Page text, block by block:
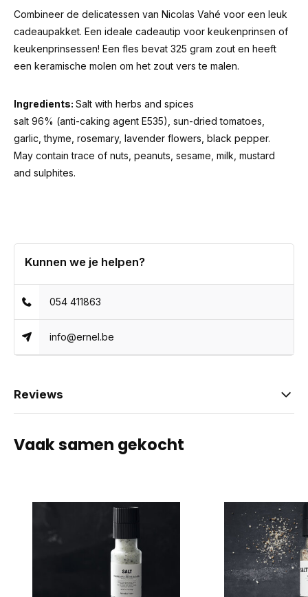
Combineer de delicatessen van Nicolas Vahé voor een leuk
cadeaupakket. Een ideale cadeautip voor keukenprinsen of
keukenprinsessen! Een fles bevat 325 gram zout en heeft
een keramische molen om het zout vers te malen.
Ingredients: Salt with herbs and spices
salt 96% (anti-caking agent E535), sun-dried tomatoes,
garlic, thyme, rosemary, lavender flowers, black pepper.
May contain trace of nuts, peanuts, sesame, milk, mustard
and sulphites.
Kunnen we je helpen?
054 411863
info@ernel.be
Reviews
Vaak samen gekocht